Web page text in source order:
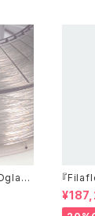
『